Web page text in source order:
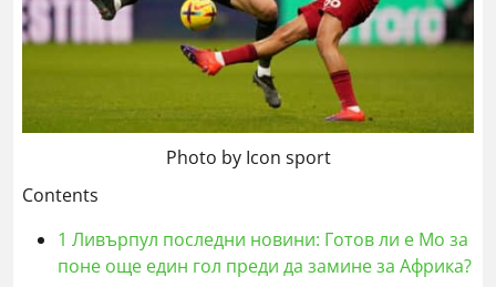
Photo by Icon sport
Contents
1 Ливърпул последни новини: Готов ли е Мо за
поне още един гол преди да замине за Африка?